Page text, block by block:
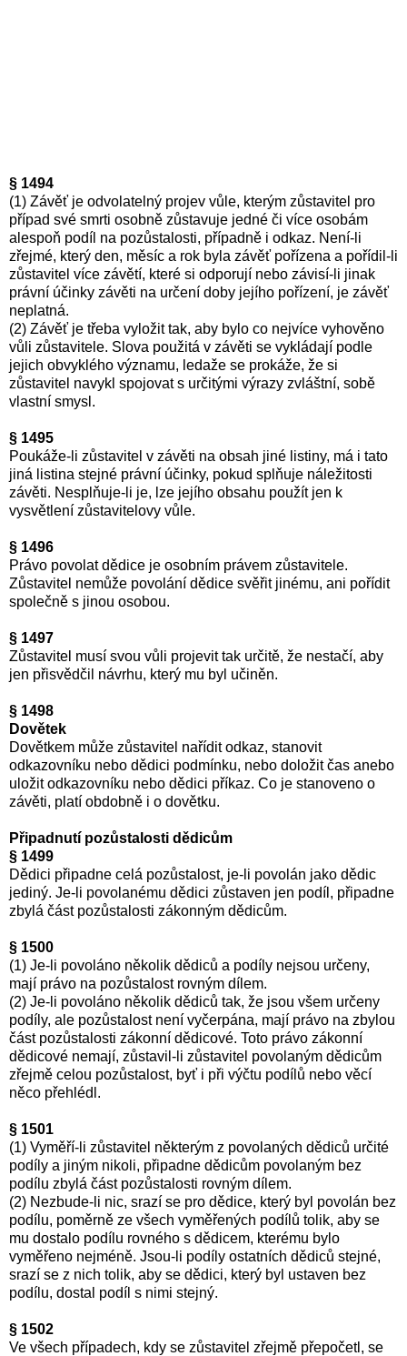
§ 1494
(1) Závěť je odvolatelný projev vůle, kterým zůstavitel pro
případ své smrti osobně zůstavuje jedné či více osobám
alespoň podíl na pozůstalosti, případně i odkaz. Není-li
zřejmé, který den, měsíc a rok byla závěť pořízena a pořídil-li
zůstavitel více závětí, které si odporují nebo závisí-li jinak
právní účinky závěti na určení doby jejího pořízení, je závěť
neplatná.
(2) Závěť je třeba vyložit tak, aby bylo co nejvíce vyhověno
vůli zůstavitele. Slova použitá v závěti se vykládají podle
jejich obvyklého významu, ledaže se prokáže, že si
zůstavitel navykl spojovat s určitými výrazy zvláštní, sobě
vlastní smysl.
§ 1495
Poukáže-li zůstavitel v závěti na obsah jiné listiny, má i tato
jiná listina stejné právní účinky, pokud splňuje náležitosti
závěti. Nesplňuje-li je, lze jejího obsahu použít jen k
vysvětlení zůstavitelovy vůle.
§ 1496
Právo povolat dědice je osobním právem zůstavitele.
Zůstavitel nemůže povolání dědice svěřit jinému, ani pořídit
společně s jinou osobou.
§ 1497
Zůstavitel musí svou vůli projevit tak určitě, že nestačí, aby
jen přisvědčil návrhu, který mu byl učiněn.
§ 1498
Dovětek
Dovětkem může zůstavitel nařídit odkaz, stanovit
odkazovníku nebo dědici podmínku, nebo doložit čas anebo
uložit odkazovníku nebo dědici příkaz. Co je stanoveno o
závěti, platí obdobně i o dovětku.
Připadnutí pozůstalosti dědicům
§ 1499
Dědici připadne celá pozůstalost, je-li povolán jako dědic
jediný. Je-li povolanému dědici zůstaven jen podíl, připadne
zbylá část pozůstalosti zákonným dědicům.
§ 1500
(1) Je-li povoláno několik dědiců a podíly nejsou určeny,
mají právo na pozůstalost rovným dílem.
(2) Je-li povoláno několik dědiců tak, že jsou všem určeny
podíly, ale pozůstalost není vyčerpána, mají právo na zbylou
část pozůstalosti zákonní dědicové. Toto právo zákonní
dědicové nemají, zůstavil-li zůstavitel povolaným dědicům
zřejmě celou pozůstalost, byť i při výčtu podílů nebo věcí
něco přehlédl.
§ 1501
(1) Vyměří-li zůstavitel některým z povolaných dědiců určité
podíly a jiným nikoli, připadne dědicům povolaným bez
podílu zbylá část pozůstalosti rovným dílem.
(2) Nezbude-li nic, srazí se pro dědice, který byl povolán bez
podílu, poměrně ze všech vyměřených podílů tolik, aby se
mu dostalo podílu rovného s dědicem, kterému bylo
vyměřeno nejméně. Jsou-li podíly ostatních dědiců stejné,
srazí se z nich tolik, aby se dědici, který byl ustaven bez
podílu, dostal podíl s nimi stejný.
§ 1502
Ve všech případech, kdy se zůstavitel zřejmě přepočetl, se